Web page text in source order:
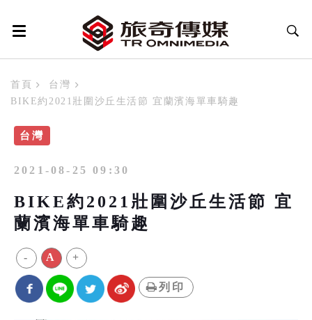
首頁
台灣
BIKE約2021壯圍沙丘生活節 宜蘭濱海單車騎趣
台灣
2021-08-25 09:30
BIKE約2021壯圍沙丘生活節 宜
蘭濱海單車騎趣
- A +
列印